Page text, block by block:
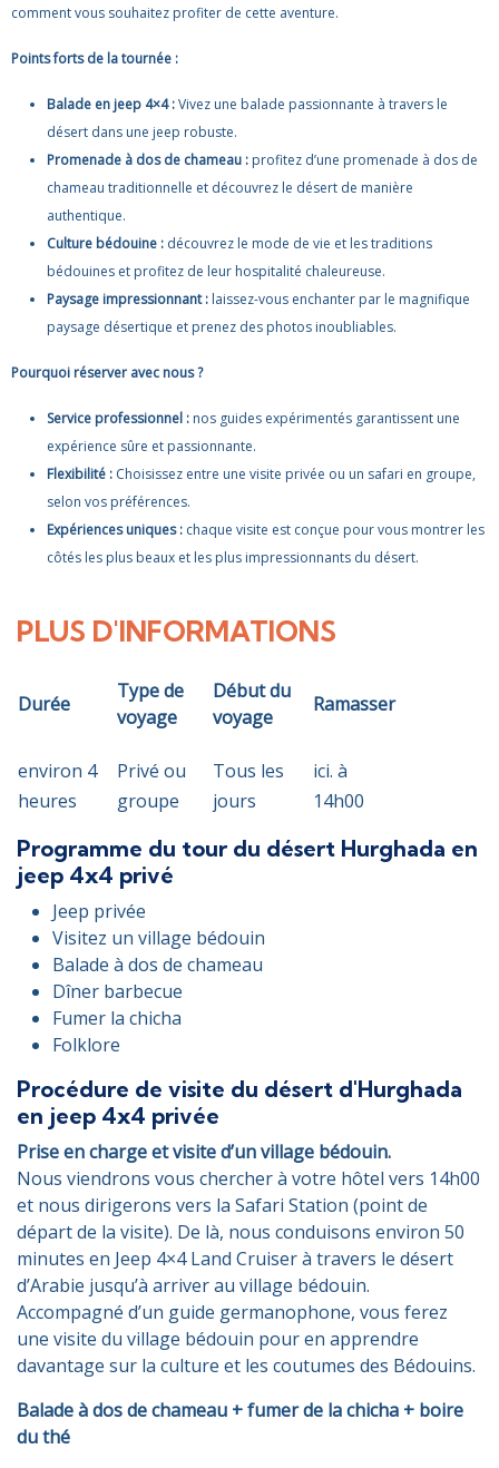
comment vous souhaitez profiter de cette aventure.
Points forts de la tournée :
Balade en jeep 4×4 :Vivez une balade passionnante à travers le
désert dans une jeep robuste.
Promenade à dos de chameau : profitez d’une promenade à dos de
chameau traditionnelle et découvrez le désert de manière
authentique.
Culture bédouine : découvrez le mode de vie et les traditions
bédouines et profitez de leur hospitalité chaleureuse.
Paysage impressionnant : laissez-vous enchanter par le magnifique
paysage désertique et prenez des photos inoubliables.
Pourquoi réserver avec nous ?
Service professionnel : nos guides expérimentés garantissent une
expérience sûre et passionnante.
Flexibilité : Choisissez entre une visite privée ou un safari en groupe,
selon vos préférences.
Expériences uniques : chaque visite est conçue pour vous montrer les
côtés les plus beaux et les plus impressionnants du désert.
PLUS D'INFORMATIONS
Durée
Type de
voyage
Début du
voyage
Ramasser
environ 4
heures
Privé ou
groupe
Tous les
jours
ici. à
14h00
Programme du tour du désert Hurghada en
jeep 4x4 privé
Jeep privée
Visitez un village bédouin
Balade à dos de chameau
Dîner barbecue
Fumer la chicha
Folklore
Procédure de visite du désert d'Hurghada
en jeep 4x4 privée
Prise en charge et visite d’un village bédouin.
Nous viendrons vous chercher à votre hôtel vers 14h00
et nous dirigerons vers la Safari Station (point de
départ de la visite). De là, nous conduisons environ 50
minutes en Jeep 4×4 Land Cruiser à travers le désert
d’Arabie jusqu’à arriver au village bédouin.
Accompagné d’un guide germanophone, vous ferez
une visite du village bédouin pour en apprendre
davantage sur la culture et les coutumes des Bédouins.
Balade à dos de chameau + fumer de la chicha + boire
du thé